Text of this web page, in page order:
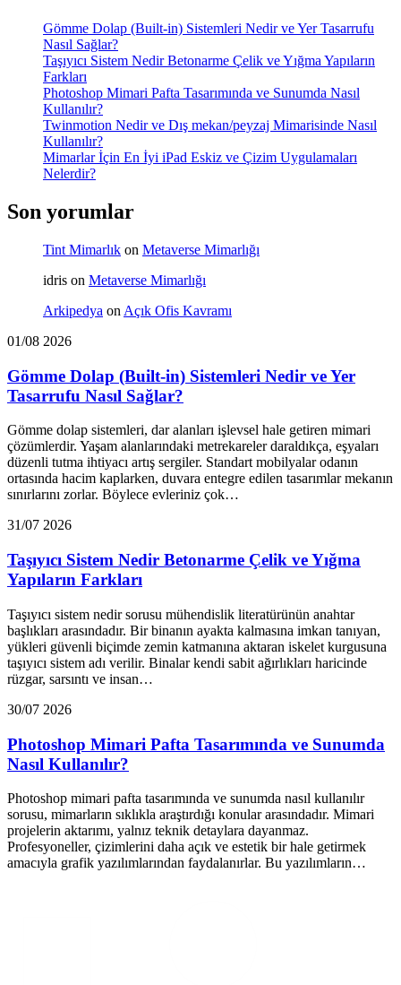
Gömme Dolap (Built-in) Sistemleri Nedir ve Yer Tasarrufu
Nasıl Sağlar?
Taşıyıcı Sistem Nedir Betonarme Çelik ve Yığma Yapıların
Farkları
Photoshop Mimari Pafta Tasarımında ve Sunumda Nasıl
Kullanılır?
Twinmotion Nedir ve Dış mekan/peyzaj Mimarisinde Nasıl
Kullanılır?
Mimarlar İçin En İyi iPad Eskiz ve Çizim Uygulamaları
Nelerdir?
Son yorumlar
Tint Mimarlık on Metaverse Mimarlığı
idris on Metaverse Mimarlığı
Arkipedya on Açık Ofis Kavramı
01/08 2026
Gömme Dolap (Built-in) Sistemleri Nedir ve Yer
Tasarrufu Nasıl Sağlar?
Gömme dolap sistemleri, dar alanları işlevsel hale getiren mimari
çözümlerdir. Yaşam alanlarındaki metrekareler daraldıkça, eşyaları
düzenli tutma ihtiyacı artış sergiler. Standart mobilyalar odanın
ortasında hacim kaplarken, duvara entegre edilen tasarımlar mekanın
sınırlarını zorlar. Böylece evleriniz çok…
31/07 2026
Taşıyıcı Sistem Nedir Betonarme Çelik ve Yığma
Yapıların Farkları
Taşıyıcı sistem nedir sorusu mühendislik literatürünün anahtar
başlıkları arasındadır. Bir binanın ayakta kalmasına imkan tanıyan,
yükleri güvenli biçimde zemin katmanına aktaran iskelet kurgusuna
taşıyıcı sistem adı verilir. Binalar kendi sabit ağırlıkları haricinde
rüzgar, sarsıntı ve insan…
30/07 2026
Photoshop Mimari Pafta Tasarımında ve Sunumda
Nasıl Kullanılır?
Photoshop mimari pafta tasarımında ve sunumda nasıl kullanılır
sorusu, mimarların sıklıkla araştırdığı konular arasındadır. Mimari
projelerin aktarımı, yalnız teknik detaylara dayanmaz.
Profesyoneller, çizimlerini daha açık ve estetik bir hale getirmek
amacıyla grafik yazılımlarından faydalanırlar. Bu yazılımların…